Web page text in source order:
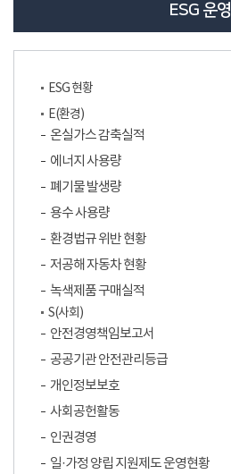
ESG 운영
ESG 현황
E(환경)
온실가스 감축실적
에너지 사용량
폐기물 발생량
용수 사용량
환경법규 위반 현황
저공해 자동차 현황
녹색제품 구매실적
S(사회)
안전경영책임보고서
공공기관 안전관리등급
개인정보보호
사회공헌활동
인권경영
일·가정 양립 지원제도 운영현황